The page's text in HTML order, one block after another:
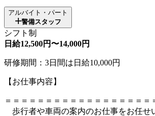
アルバイト・パート
警備スタッフ
シフト制
日給12,500円〜14,000円
研修期間：3日間は日給10,000円
【お仕事内容】
＝＝＝＝＝＝＝＝＝＝＝＝＝＝＝＝＝＝
歩行者や車両の案内のお仕事をお任せ